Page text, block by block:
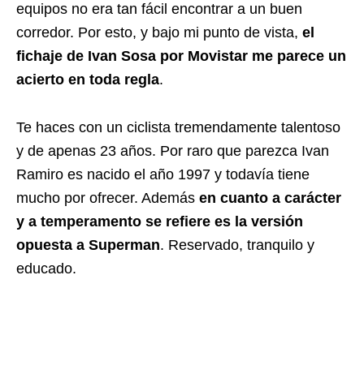
equipos no era tan fácil encontrar a un buen
corredor. Por esto, y bajo mi punto de vista, el
fichaje de Ivan Sosa por Movistar me parece un
acierto en toda regla.
Te haces con un ciclista tremendamente talentoso
y de apenas 23 años. Por raro que parezca Ivan
Ramiro es nacido el año 1997 y todavía tiene
mucho por ofrecer. Además en cuanto a carácter
y a temperamento se refiere es la versión
opuesta a Superman. Reservado, tranquilo y
educado.